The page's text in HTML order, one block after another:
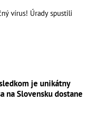
vírus! Úrady spustili
je unikátny
na Slovensku dostane